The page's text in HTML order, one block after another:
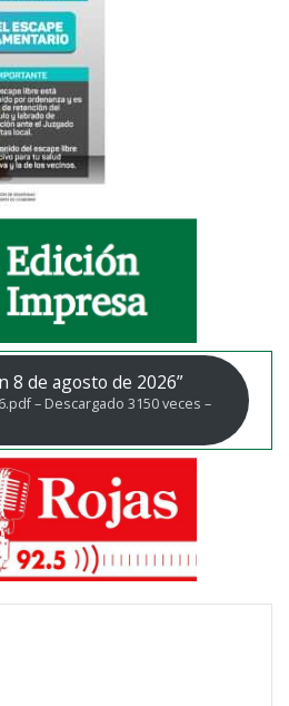
8 de agosto de 2026”
– Descargado 3150 veces –